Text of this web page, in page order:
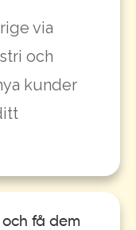
via
och
kunder
få dem